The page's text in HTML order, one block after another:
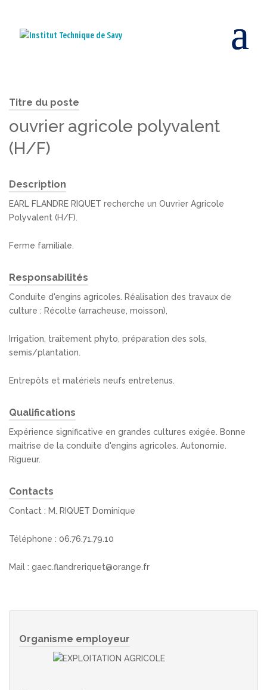
Titre du poste
ouvrier agricole polyvalent
(H/F)
Description
EARL FLANDRE RIQUET recherche un Ouvrier Agricole
Polyvalent (H/F).
Ferme familiale.
Responsabilités
Conduite d'engins agricoles. Réalisation des travaux de
culture : Récolte (arracheuse, moisson),
Irrigation, traitement phyto, préparation des sols,
semis/plantation.
Entrepôts et matériels neufs entretenus.
Qualifications
Expérience significative en grandes cultures exigée. Bonne
maitrise de la conduite d'engins agricoles. Autonomie.
Rigueur.
Contacts
Contact : M. RIQUET Dominique
Téléphone : 06.76.71.79.10
Mail : gaec.flandreriquet@orange.fr
Organisme employeur